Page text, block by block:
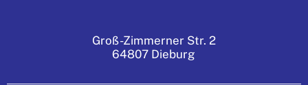
Groß-Zimmerner Str. 2
64807 Dieburg